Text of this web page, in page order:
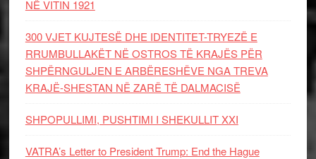
NË VITIN 1921
300 VJET KUJTESË DHE IDENTITET-TRYEZË E
RRUMBULLAKËT NË OSTROS TË KRAJËS PËR
SHPËRNGULJEN E ARBËRESHËVE NGA TREVA
KRAJË-SHESTAN NË ZARË TË DALMACISË
SHPOPULLIMI, PUSHTIMI I SHEKULLIT XXI
VATRA’s Letter to President Trump: End the Hague